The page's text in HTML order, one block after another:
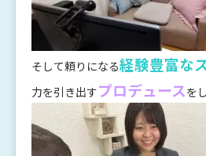
そして頼りになる経験豊富な
力を引き出すプロデュースを